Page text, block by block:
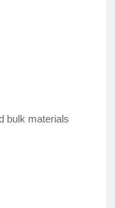
bulk materials